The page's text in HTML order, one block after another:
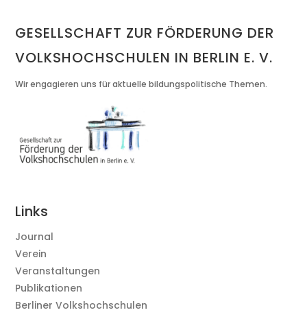
GESELLSCHAFT ZUR FÖRDERUNG DER
VOLKSHOCHSCHULEN IN BERLIN E. V.
Wir engagieren uns für aktuelle bildungspolitische Themen.
Links
Journal
Verein
Veranstaltungen
Publikationen
Berliner Volkshochschulen